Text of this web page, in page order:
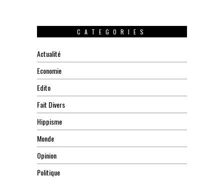
CATEGORIES
Actualité
Economie
Edito
Fait Divers
Hippisme
Monde
Opinion
Politique